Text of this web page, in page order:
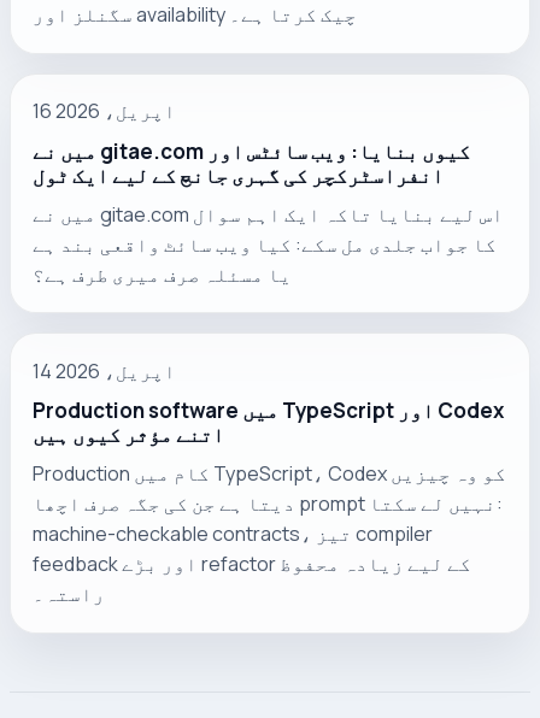
سگنلز اور availability چیک کرتا ہے۔
16 اپریل، 2026
میں نے gitae.com کیوں بنایا: ویب سائٹس اور
انفراسٹرکچر کی گہری جانچ کے لیے ایک ٹول
میں نے gitae.com اس لیے بنایا تاکہ ایک اہم سوال
کا جواب جلدی مل سکے: کیا ویب سائٹ واقعی بند ہے
یا مسئلہ صرف میری طرف ہے؟
14 اپریل، 2026
Production software میں TypeScript اور Codex
اتنے مؤثر کیوں ہیں
Production کام میں TypeScript، Codex کو وہ چیزیں
دیتا ہے جن کی جگہ صرف اچھا prompt نہیں لے سکتا:
machine-checkable contracts، تیز compiler
feedback اور بڑے refactor کے لیے زیادہ محفوظ
راستہ۔